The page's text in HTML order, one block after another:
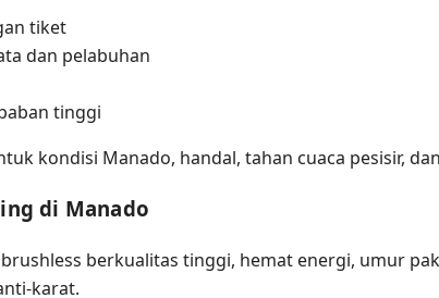
tiket
dan pelabuhan
tinggi
kondisi Manado, handal, tahan cuaca pesisir,
di Manado
berkualitas tinggi, hemat energi, umur
karat.